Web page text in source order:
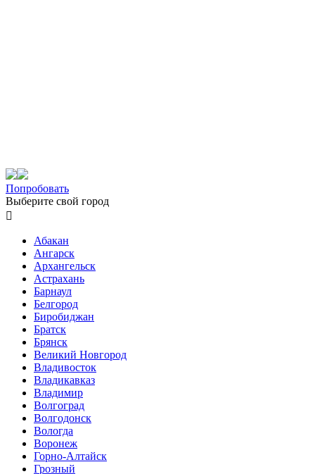
Попробовать
Выберите свой город

Абакан
Ангарск
Архангельск
Астрахань
Барнаул
Белгород
Биробиджан
Братск
Брянск
Великий Новгород
Владивосток
Владикавказ
Владимир
Волгоград
Волгодонск
Вологда
Воронеж
Горно-Алтайск
Грозный